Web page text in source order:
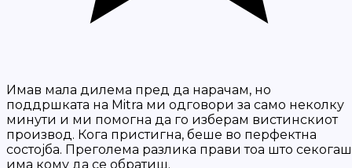
Имав мала дилема пред да нарачам, но
поддршката на Mitra ми одговори за само неколку
минути и ми помогна да го изберам вистинскиот
производ. Кога пристигна, беше во перфектна
состојба. Преголема разлика прави тоа што секогаш
има кому да се обратиш.